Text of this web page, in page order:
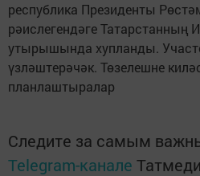
республика Президенты
рәислегендәге Татарстанның
утырышында хупланды.
үзләштерәчәк. Төзелешне
планлаштыралар
Следите за самым
Telegram-канале